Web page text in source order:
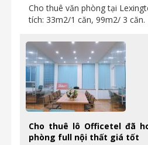
Cho thuê văn phòng tại
tích: 33m2/1 căn, 99m2/ 3
Cho thuê lô Officetel đã
phòng full nội thất giá tốt